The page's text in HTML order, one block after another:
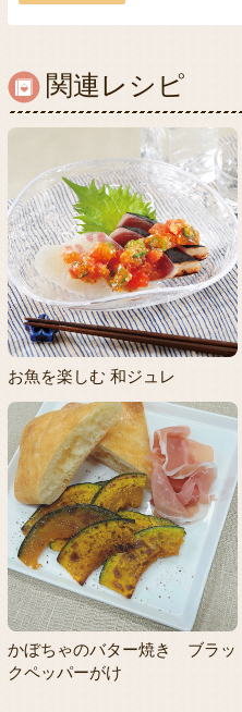
関連レシピ
お魚を楽しむ 和ジュレ
かぼちゃのバター焼き ブラッ
クペッパーがけ